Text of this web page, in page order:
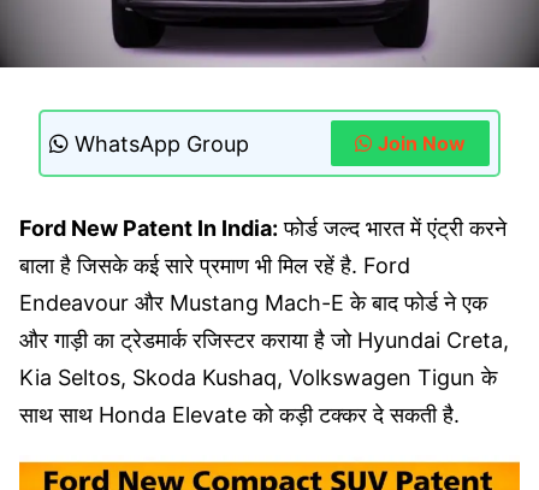
WhatsApp Group Join Now
Ford New Patent In India: फोर्ड जल्द भारत में एंट्री करने
बाला है जिसके कई सारे प्रमाण भी मिल रहें है. Ford
Endeavour और Mustang Mach-E के बाद फोर्ड ने एक
और गाड़ी का ट्रेडमार्क रजिस्टर कराया है जो Hyundai Creta,
Kia Seltos, Skoda Kushaq, Volkswagen Tigun के
साथ साथ Honda Elevate को कड़ी टक्कर दे सकती है.